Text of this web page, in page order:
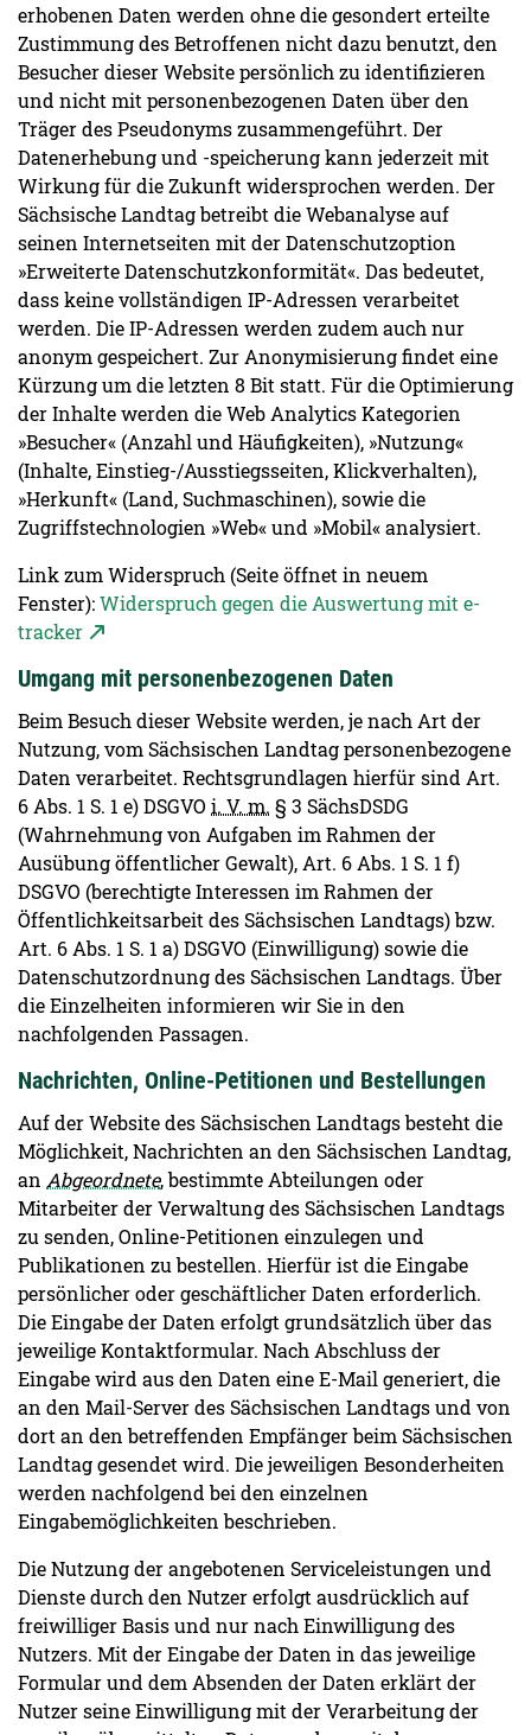
erhobenen Daten werden ohne die gesondert erteilte
Zustimmung des Betroffenen nicht dazu benutzt, den
Besucher dieser Website persönlich zu identifizieren
und nicht mit personenbezogenen Daten über den
Träger des Pseudonyms zusammengeführt. Der
Datenerhebung und -speicherung kann jederzeit mit
Wirkung für die Zukunft widersprochen werden. Der
Sächsische Landtag betreibt die Webanalyse auf
seinen Internetseiten mit der Datenschutzoption
»Erweiterte Datenschutzkonformität«. Das bedeutet,
dass keine vollständigen IP-Adressen verarbeitet
werden. Die IP-Adressen werden zudem auch nur
anonym gespeichert. Zur Anonymisierung findet eine
Kürzung um die letzten 8 Bit statt. Für die Optimierung
der Inhalte werden die Web Analytics Kategorien
»Besucher« (Anzahl und Häufigkeiten), »Nutzung«
(Inhalte, Einstieg-/Ausstiegsseiten, Klickverhalten),
»Herkunft« (Land, Suchmaschinen), sowie die
Zugriffstechnologien »Web« und »Mobil« analysiert.
Link zum Widerspruch (Seite öffnet in neuem
Fenster):Widerspruch gegen die Auswertung mit e-
tracker
Umgang mit personenbezogenen Daten
Beim Besuch dieser Website werden, je nach Art der
Nutzung, vom Sächsischen Landtag personenbezogene
Daten verarbeitet. Rechtsgrundlagen hierfür sind Art.
6 Abs. 1 S. 1 e) DSGVO i. V. m. § 3 SächsDSDG
(Wahrnehmung von Aufgaben im Rahmen der
Ausübung öffentlicher Gewalt), Art. 6 Abs. 1 S. 1 f)
DSGVO (berechtigte Interessen im Rahmen der
Öffentlichkeitsarbeit des Sächsischen Landtags) bzw.
Art. 6 Abs. 1 S. 1 a) DSGVO (Einwilligung) sowie die
Datenschutzordnung des Sächsischen Landtags. Über
die Einzelheiten informieren wir Sie in den
nachfolgenden Passagen.
Nachrichten, Online-Petitionen und Bestellungen
Auf der Website des Sächsischen Landtags besteht die
Möglichkeit, Nachrichten an den Sächsischen Landtag,
an Abgeordnete, bestimmte Abteilungen oder
Mitarbeiter der Verwaltung des Sächsischen Landtags
zu senden, Online-Petitionen einzulegen und
Publikationen zu bestellen. Hierfür ist die Eingabe
persönlicher oder geschäftlicher Daten erforderlich.
Die Eingabe der Daten erfolgt grundsätzlich über das
jeweilige Kontaktformular. Nach Abschluss der
Eingabe wird aus den Daten eine E-Mail generiert, die
an den Mail-Server des Sächsischen Landtags und von
dort an den betreffenden Empfänger beim Sächsischen
Landtag gesendet wird. Die jeweiligen Besonderheiten
werden nachfolgend bei den einzelnen
Eingabemöglichkeiten beschrieben.
Die Nutzung der angebotenen Serviceleistungen und
Dienste durch den Nutzer erfolgt ausdrücklich auf
freiwilliger Basis und nur nach Einwilligung des
Nutzers. Mit der Eingabe der Daten in das jeweilige
Formular und dem Absenden der Daten erklärt der
Nutzer seine Einwilligung mit der Verarbeitung der